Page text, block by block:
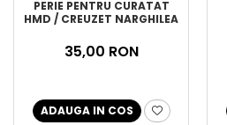
PERIE PENTRU CURATAT
HMD / CREUZET NARGHILEA
35,00 RON
ADAUGA IN COS